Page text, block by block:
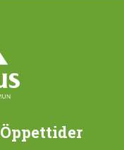
Öppettider